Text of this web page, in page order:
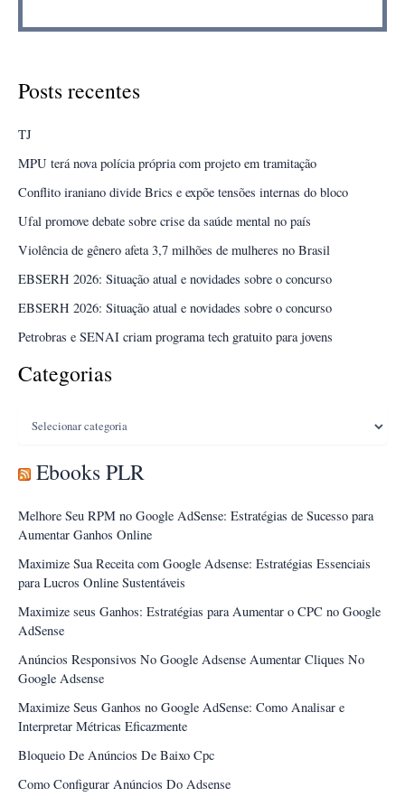
Posts recentes
TJ
MPU terá nova polícia própria com projeto em tramitação
Conflito iraniano divide Brics e expõe tensões internas do bloco
Ufal promove debate sobre crise da saúde mental no país
Violência de gênero afeta 3,7 milhões de mulheres no Brasil
EBSERH 2026: Situação atual e novidades sobre o concurso
EBSERH 2026: Situação atual e novidades sobre o concurso
Petrobras e SENAI criam programa tech gratuito para jovens
Categorias
Ebooks PLR
Melhore Seu RPM no Google AdSense: Estratégias de Sucesso para
Aumentar Ganhos Online
Maximize Sua Receita com Google Adsense: Estratégias Essenciais
para Lucros Online Sustentáveis
Maximize seus Ganhos: Estratégias para Aumentar o CPC no Google
AdSense
Anúncios Responsivos No Google Adsense Aumentar Cliques No
Google Adsense
Maximize Seus Ganhos no Google AdSense: Como Analisar e
Interpretar Métricas Eficazmente
Bloqueio De Anúncios De Baixo Cpc
Como Configurar Anúncios Do Adsense